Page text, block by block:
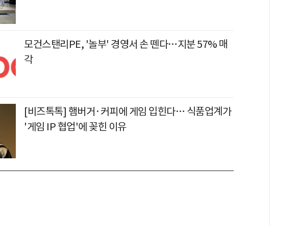
모건스탠리PE, '놀부' 경영서 손 뗀다…지분 57% 매
각
[비즈톡톡] 햄버거·커피에 게임 입힌다… 식품업계가
'게임 IP 협업'에 꽂힌 이유